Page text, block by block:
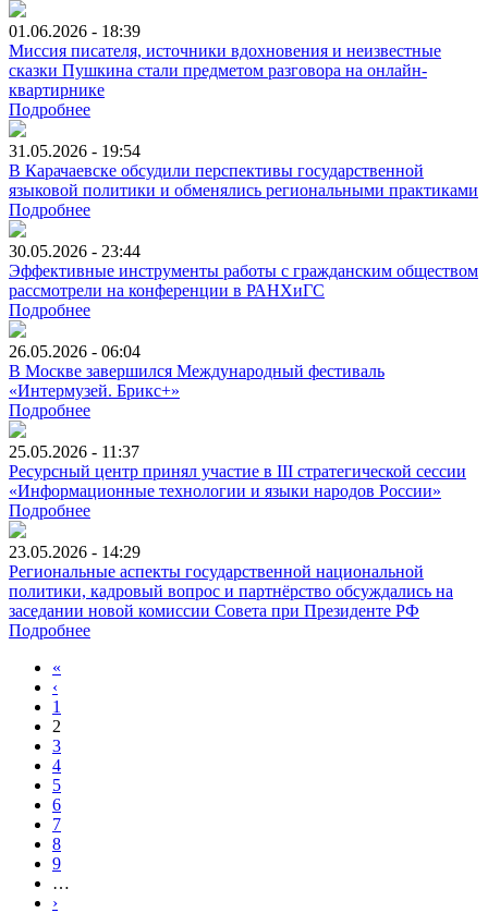
01.06.2026 - 18:39
Миссия писателя, источники вдохновения и неизвестные
сказки Пушкина стали предметом разговора на онлайн-
квартирнике
Подробнее
31.05.2026 - 19:54
В Карачаевске обсудили перспективы государственной
языковой политики и обменялись региональными практиками
Подробнее
30.05.2026 - 23:44
Эффективные инструменты работы с гражданским обществом
рассмотрели на конференции в РАНХиГС
Подробнее
26.05.2026 - 06:04
В Москве завершился Международный фестиваль
«Интермузей. Брикс+»
Подробнее
25.05.2026 - 11:37
Ресурсный центр принял участие в III стратегической сессии
«Информационные технологии и языки народов России»
Подробнее
23.05.2026 - 14:29
Региональные аспекты государственной национальной
политики, кадровый вопрос и партнёрство обсуждались на
заседании новой комиссии Совета при Президенте РФ
Подробнее
«
‹
1
2
3
4
5
6
7
8
9
…
›